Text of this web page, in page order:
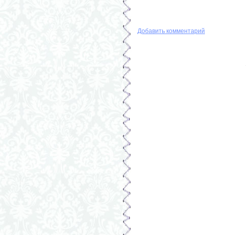
Добавить комментарий